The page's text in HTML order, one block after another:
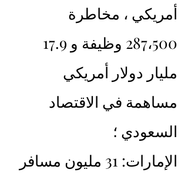
أمريكي ، مخاطرة
مليار دولار أمريكي
مساهمة في الاقتصاد
السعودي ؛
الإمارات: 31 مليون مسافر